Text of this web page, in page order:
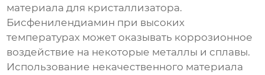
материала для кристаллизатора.
Бисфенилендиамин при высоких
температурах может оказывать коррозионное
воздействие на некоторые металлы и сплавы.
Использование некачественного материала